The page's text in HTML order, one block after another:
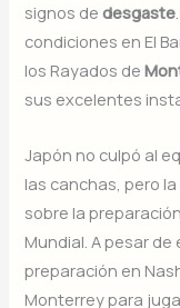
signos dedesgaste
condiciones en El
los Rayados de
sus excelentes
Japón no culpó al
las canchas, pero
sobre la
Mundial. A pesar
preparación en
Monterrey para